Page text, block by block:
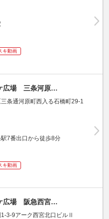
キ動画
広場 三条河原…
条通河原町西入る石橋町29-1
7番出口から徒歩8分
キ動画
広場 阪急西宮…
3-9アーク西宮北口ビルⅡ